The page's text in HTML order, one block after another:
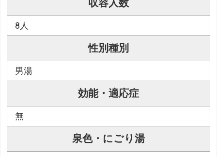
収容人数
8人
性別種別
男湯
効能・適応症
無
泉色・にごり湯